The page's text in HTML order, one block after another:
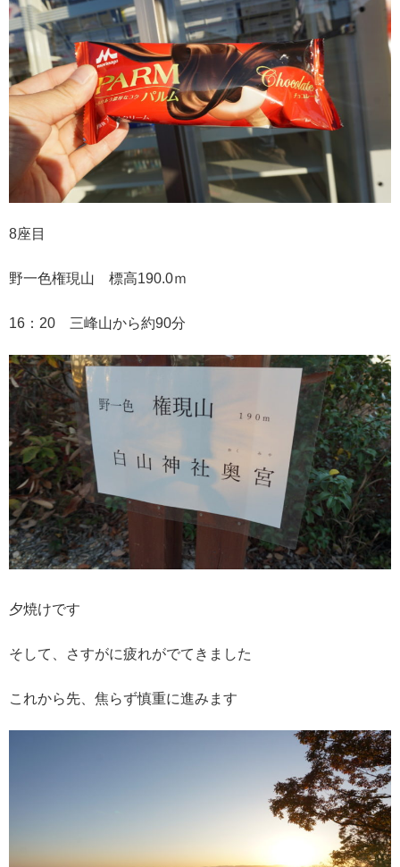
8座目
野一色権現山 標高190.0ｍ
16：20 三峰山から約90分
夕焼けです
そして、さすがに疲れがでてきました
これから先、焦らず慎重に進みます